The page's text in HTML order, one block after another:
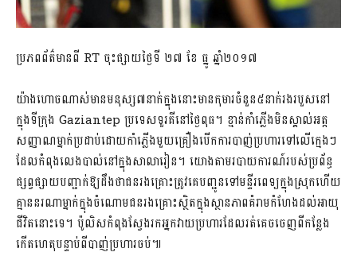
ប្រភពព័ត៌មានពី RT ចុះផ្សាយថ្ងៃទី ២៧ ខែ ធ្នូ ឆ្នាំ២០១៧
យ៉ាងហោចណាស់មានមនុស្ស៧នាក់ក្នុងនោះមានកុមារចំនួន៥នាក់រងរបួសនៅ
ក្នុងទីក្រុង Gaziantep ប្រទេសទួរគីនៅថ្ងៃពុធ។ ខ្មាន់កាំភ្លើងមិនស្គាល់អត្ត
សញ្ញាណម្នាក់ប្រដាប់ដោយកាំភ្លើងមួយគ្រឿងបើកការបាញ់ប្រហារទៅលើក្មេងៗ
ដែលកំពុងលេងបាល់នៅក្នុងសាលារៀន។ យោងតាមរបាយការណ៍របស់ប្រព័ន្ធ
ផ្សព្វផ្សាយបញ្ជាក់ឱ្យដឹងថាជនរងគ្រោះត្រូវគេបញ្ជូនទៅមន្ទីរពេទ្យក្នុងស្រុកហើយ
គ្មាននរណាម្នាក់ក្នុងចំណោមជនរងគ្រោះស្ថិតក្នុងស្ថានភាពគំរាមកំហែងដល់អាយុ
ជីវិតនោះទេ។ ប៉ូលិសកំពុងស្វែងរកអ្នកវាយប្រហារដែលរត់គេចចេញពីកន្លែង
កើតហេតុបន្ទាប់ពីបាញ់ប្រហារចប់៕